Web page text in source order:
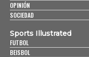
OPINIÓN
SOCIEDAD
Sports Illustrated
FUTBOL
BEISBOL